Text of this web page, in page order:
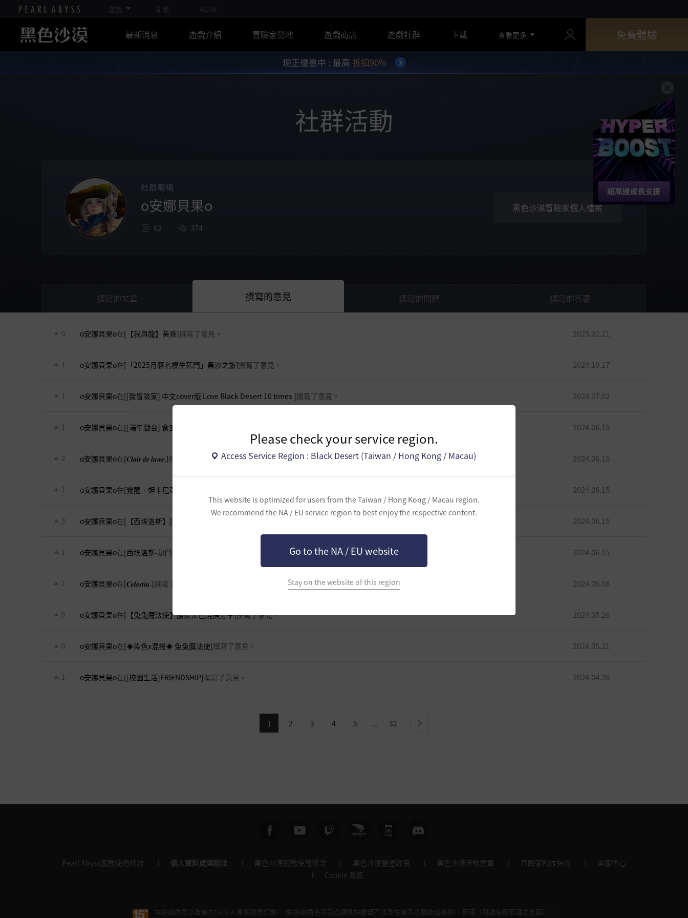
遊戲 新聞 GEAR
Please check your service region.
Access Service Region : Black Desert (Taiwan / Hong Kong / Macau)
This website is optimized for users from the Taiwan / Hong Kong / Macau region.
We recommend the NA / EU service region to best enjoy the respective content.
Go to the NA / EU website
Stay on the website of this region
最新消息 遊戲介紹 冒險家營地 遊戲商店 遊戲社群 下載 查看更多 免費體驗
現正優惠中 : 最高 折扣90%
社群活動
社群暱稱
o安娜貝果o
62 374
黑色沙漠冒險家個人檔案
撰寫的文章 撰寫的意見 撰寫的問題 撰寫的答覆
o安娜貝果o在[【我與龍】黃昏]撰寫了意見。
0 2025.02.21
o安娜貝果o在[「2025月曆名模生死鬥」黑沙之旅]撰寫了意見。
1 2024.10.17
o安娜貝果o在[[致冒險家] 中文cover版 Love Black Desert 10 times ]撰寫了意見。
1 2024.07.02
o安娜貝果o在[[端午戲台] 食五子與午時菜]
1 2024.06.15
o安娜貝果o在[𝑪𝒍𝒂𝒊𝒓 𝒅𝒆 𝒍𝒖𝒏𝒆.]撰寫了意見。
2 2024.06.15
o安娜貝果o在[覺醒 · 妲卡尼亞]
1 2024.06.15
o安娜貝果o在[【西埃洛斯】]
3 2024.06.15
o安娜貝果o在[西埃洛斯-決鬥家的染色穿搭]
1 2024.06.15
o安娜貝果o在[𝑪𝒆𝒍𝒆𝒔𝒕𝒊𝒂.]撰寫了意見。
1 2024.06.08
o安娜貝果o在[【兔兔魔法使】服裝染色混搭分享]撰寫了意見。
0 2024.05.26
o安娜貝果o在[◈染色x混搭◈ 兔兔魔法使]撰寫了意見。
0 2024.05.21
o安娜貝果o在[[校園生活]FRIENDSHIP]撰寫了意見。
1 2024.04.28
1 2 3 4 5 ... 32 next
Pearl Abyss服務使用條款 個人資料處理辦法 黑色沙漠服務使用條款 黑色沙漠營運政策 黑色沙漠活動規章 冒險家創作指南
客服中心
Cookie 政策
本遊戲內容涉及暴力(未令人產生殘虐印象)、性(遊戲角色穿著凸顯性特徵但不涉及性暗示之服飾或裝扮)、菸酒（引誘使用菸酒之畫面）。